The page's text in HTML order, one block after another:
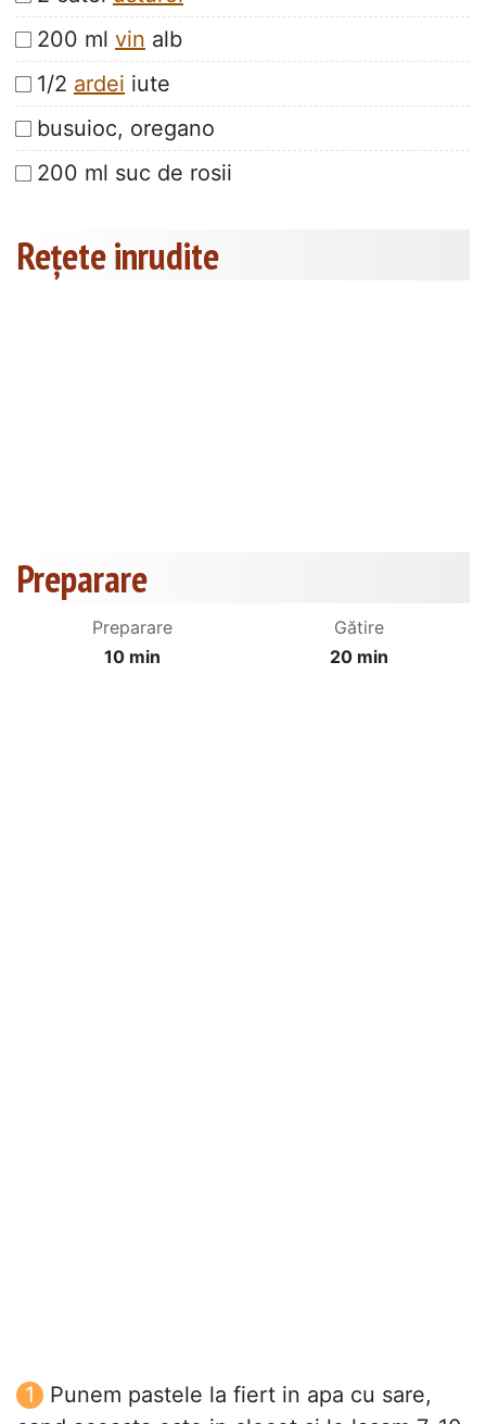
200 ml vin alb
1/2 ardei iute
busuioc, oregano
200 ml suc de rosii
Rețete inrudite
Preparare
Preparare
10 min
Gătire
20 min
Punem pastele la fiert in apa cu sare,